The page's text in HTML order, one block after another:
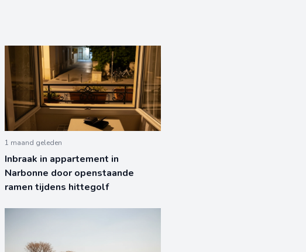
1 maand geleden
Inbraak in appartement in
Narbonne door openstaande
ramen tijdens hittegolf